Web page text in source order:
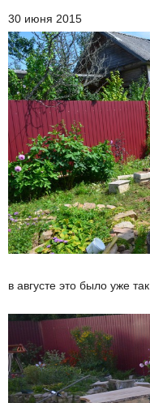
30 июня 2015
в августе это было уже так.